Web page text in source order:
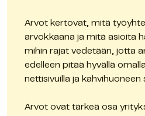
Arvot kertovat, mitä
arvokkaana ja mitä asioita
mihin rajat vedetään, jotta
edelleen pitää hyvällä
nettisivuilla ja kahvihuoneen
Arvot ovat tärkeä osa